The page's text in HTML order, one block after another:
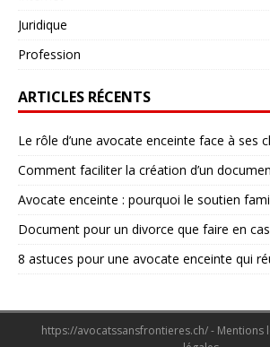
Juridique
Profession
ARTICLES RÉCENTS
Le rôle d’une avocate enceinte face à ses
Comment faciliter la création d’un
Avocate enceinte : pourquoi le soutien
Document pour un divorce que faire en
8 astuces pour une avocate enceinte qui
https://avocatssansfrontieres.ch/ - Mentions